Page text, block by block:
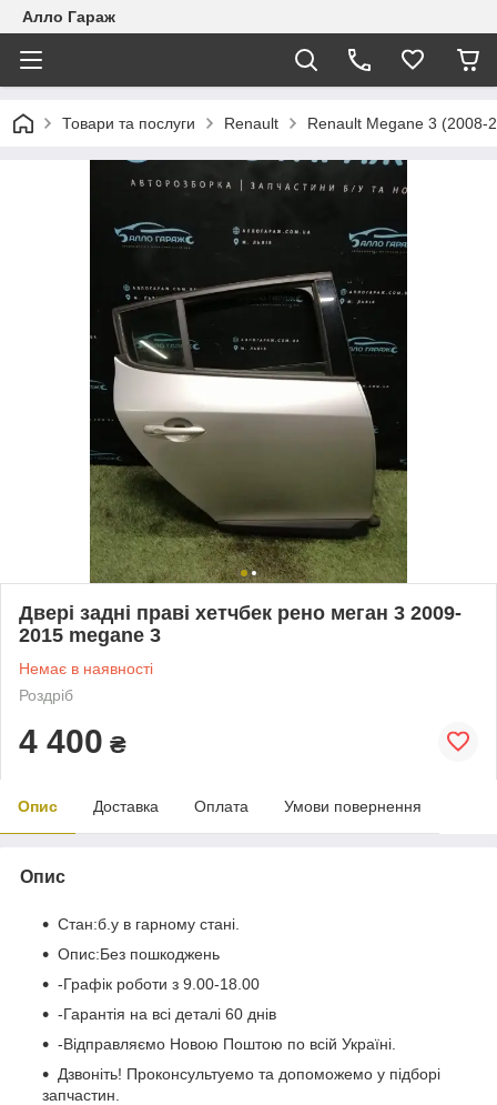
Алло Гараж
Товари та послуги Renault Renault Megane 3 (2008-
Двері задні праві хетчбек рено меган 3 2009-
2015 megane 3
Немає в наявності
Роздріб
4 400 ₴
Опис Доставка Оплата Умови повернення
Опис
Стан:б.у в гарному стані.
Опис:Без пошкоджень
-Графік роботи з 9.00-18.00
-Гарантія на всі деталі 60 днів
-Відправляємо Новою Поштою по всій Україні.
Дзвоніть! Проконсультуемо та допоможемо у підборі
запчастин.